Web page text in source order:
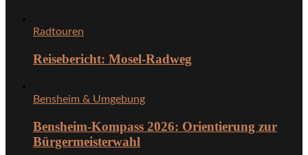
Radtouren
Reisebericht: Mosel-Radweg
Bensheim & Umgebung
Bensheim-Kompass 2026: Orientierung zur
Bürgermeisterwahl